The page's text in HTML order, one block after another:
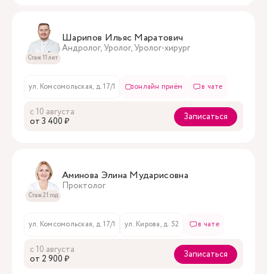
Стаж 11 лет
Шарипов Ильяс Маратович
Андролог, Уролог, Уролог-хирург
ул. Комсомольская, д. 17/1 онлайн приём в чате
с 10 августа
oт 3 400 ₽
Записаться
Стаж 21 год
Аминова Элина Мударисовна
Проктолог
ул. Комсомольская, д. 17/1 ул. Кирова, д. 52 в чате
с 10 августа
oт 2 900 ₽
Записаться